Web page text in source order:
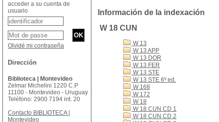
Información de la indexación
W 18 CUN
W 13
W 13 APP
W 13 DOR
W 13 FER
W 13 STE
W 13 STE 6º ed.
W 168
W 172
W 18
W 18 CUN CD 1
W 18 CUN CD 2
acceder a su cuenta de
usuario
Olvidé mi contraseña
Dirección
Biblioteca | Montevideo
Zelmar Michelini 1220 C.P
11100 - Montevideo - Uruguay
Teléfono: 2900 7194 int. 20
Contacto BIBLIOTECA |
Montevideo